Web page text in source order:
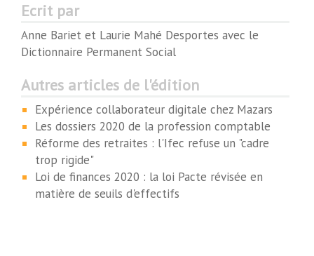
Ecrit par
Anne Bariet et Laurie Mahé Desportes avec le
Dictionnaire Permanent Social
Autres articles de l'édition
Expérience collaborateur digitale chez Mazars
Les dossiers 2020 de la profession comptable
Réforme des retraites : l'Ifec refuse un "cadre
trop rigide"
Loi de finances 2020 : la loi Pacte révisée en
matière de seuils d'effectifs